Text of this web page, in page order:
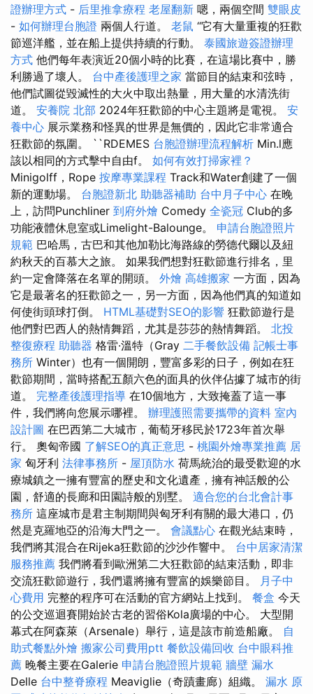
證辦理方式 - 后里推拿療程 老屋翻新 嗯，兩個空間 雙眼皮
- 如何辦理台胞證 兩個人行道。 老鼠 “它有大量重複的狂歡
節巡洋艦，並在船上提供持續的行動。 泰國旅遊簽證辦理
方式 他們每年表演近20個小時的比賽，在這場比賽中，勝
利勝過了壞人。 台中產後護理之家 當節目的結束和弦時，
他們試圖從毀滅性的大火中取出熱量，用大量的水清洗街
道。 安養院 北部 2024年狂歡節的中心主題將是電視。 安
養中心 展示業務和怪異的世界是無價的，因此它非常適合
狂歡節的氛圍。 ``RDEMES 台胞證辦理流程解析 Min.l應
該以相同的方式擊中自由f。 如何有效打掃家裡？
Minigolff，Rope 按摩專業課程 Track和Water創建了一個
新的運動場。 台胞證新北 助聽器補助 台中月子中心 在晚
上，訪問Punchliner 到府外燴 Comedy 全瓷冠 Club的多
功能液體休息室或Limelight-Balounge。 申請台胞證照片
規範 巴哈馬，古巴和其他加勒比海路線的勞德代爾以及紐
約秋天的百慕大之旅。 如果我們想對狂歡節進行排名，里
約一定會降落在名單的開頭。 外燴 高雄搬家 一方面，因為
它是最著名的狂歡節之一，另一方面，因為他們真的知道如
何使街頭球打倒。 HTML基礎對SEO的影響 狂歡節遊行是
他們對巴西人的熱情舞蹈，尤其是莎莎的熱情舞蹈。 北投
整復療程 助聽器 格雷·溫特（Gray 二手餐飲設備 記帳士事
務所 Winter）也有一個開朗，豐富多彩的日子，例如在狂
歡節期間，當時搭配五顏六色的面具的伙伴佔據了城市的街
道。 完整產後護理指導 在10個地方，大致掩蓋了這一事
件，我們將向您展示哪裡。 辦理護照需要攜帶的資料 室內
設計圖 在巴西第二大城市，葡萄牙移民於1723年首次舉
行。 奧匈帝國 了解SEO的真正意思 - 桃園外燴專業推薦 居
家 匈牙利 法律事務所 - 屋頂防水 荷馬統治的最受歡迎的水
療城鎮之一擁有豐富的歷史和文化遺產，擁有神話般的公
園，舒適的長廊和田園詩般的別墅。 適合您的台北會計事
務所 這座城市是君主制期間與匈牙利有關的最大港口，仍
然是克羅地亞的沿海大門之一。 會議點心 在觀光結束時，
我們將其混合在Rijeka狂歡節的沙沙作響中。 台中居家清潔
服務推薦 我們將看到歐洲第二大狂歡節的結束活動，即非
交流狂歡節遊行，我們還將擁有豐富的娛樂節目。
月子中
心費用 完整的程序可在活動的官方網站上找到。 餐盒 今天
的公交巡迴賽開始於古老的習俗Kola廣場的中心。 大型開
幕式在阿森萊（Arsenale）舉行，這是該市前造船廠。 自
助式餐點外燴 搬家公司費用ptt 餐飲設備回收 台中眼科推
薦 晚餐主要在Galerie 申請台胞證照片規範 牆壁 漏水
Delle 台中整脊療程 Meaviglie（奇蹟畫廊）組織。 漏水 原